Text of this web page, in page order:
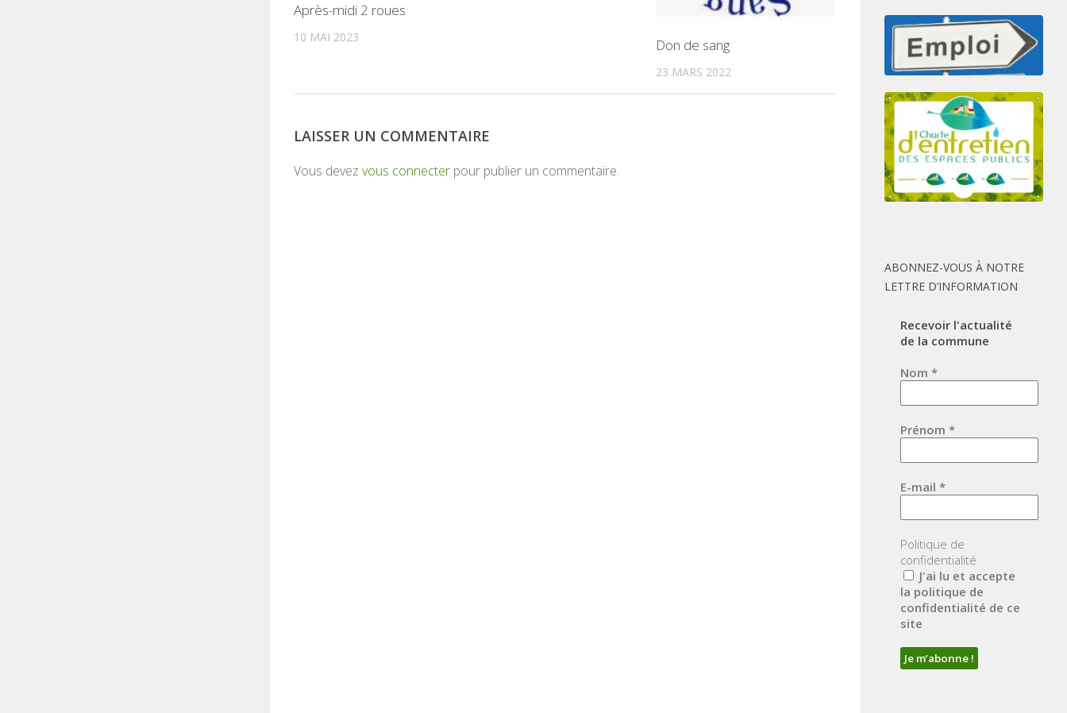
Après-midi 2 roues
10 MAI 2023 Don de sang
23 MARS 2022
LAISSER UN COMMENTAIRE
Vous devez vous connecter pour publier un commentaire.
ABONNEZ-VOUS À NOTRE
LETTRE D’INFORMATION
Recevoir l'actualité
de la commune
Nom *
Prénom *
E-mail *
Politique de
confidentialité
J'ai lu et accepte
la politique de
confidentialité de ce
site